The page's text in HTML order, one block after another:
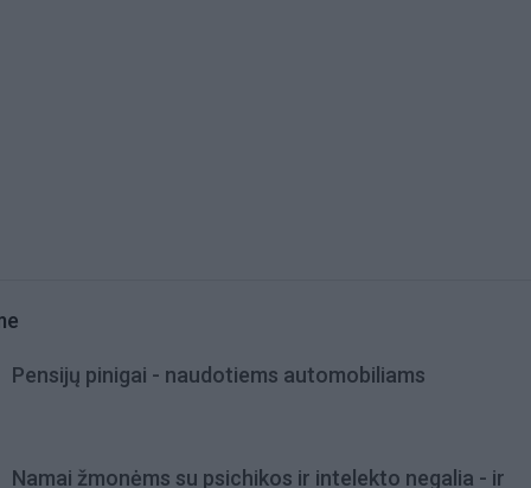
Pensijų pinigai - naudotiems automobiliams
Namai žmonėms su psichikos ir intelekto negalia - ir